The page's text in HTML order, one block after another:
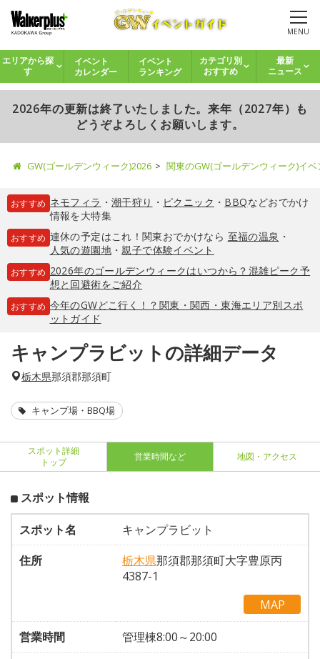
MENU
エリアから探
す
イベント
カレンダー
イベント
ランキング
カテゴリ別
おすすめ
最新
ニュース
2026年の更新は終了いたしました。来年（2027年）も
どうぞよろしくお願いします。
GW(ゴールデンウィーク)2026 関東のGW(ゴールデンウィーク)イ
おすすめ ネモフィラ ・ 潮干狩り ・ ピクニック ・ BBQなどおでかけ
情報を大特集
おすすめ 連休の予定はこれ！関東おでかけなら 至福の温泉 ・
人気の遊園地・親子で体験イベント
おすすめ 2026年のゴールデンウィークはいつから？混雑ピーク予
想と回避術をご紹介
おすすめ 今年のGWどこ行く！？関東・関西・東海エリア別スポ
ットガイド
キャンプラビットの詳細データ
栃木県那須郡那須町
キャンプ場・BBQ場
スポット詳細
トップ
営業時間など 地図・アクセス
スポット情報
スポット名
キャンプラビット
住所
栃木県那須郡那須町大字豊原丙
4387-1
MAP
営業時間
管理棟8:00～20:00